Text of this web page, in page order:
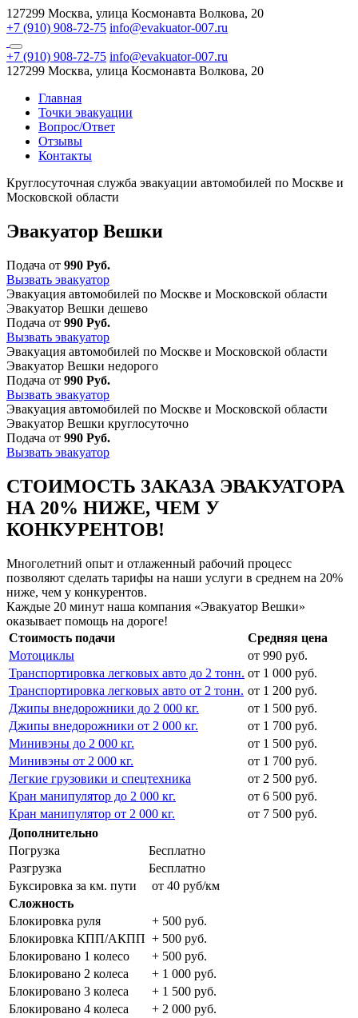
127299 Москва, улица Космонавта Волкова, 20
+7 (910) 908-72-75 info@evakuator-007.ru
+7 (910) 908-72-75 info@evakuator-007.ru
127299 Москва, улица Космонавта Волкова, 20
Главная
Точки эвакуации
Вопрос/Ответ
Отзывы
Контакты
Круглосуточная служба эвакуации автомобилей по Москве и
Московской области
Эвакуатор Вешки
Подача от 990 Руб.
Вызвать эвакуатор
Эвакуация автомобилей по Москве и Московской области
Эвакуатор Вешки дешево
Подача от 990 Руб.
Вызвать эвакуатор
Эвакуация автомобилей по Москве и Московской области
Эвакуатор Вешки недорого
Подача от 990 Руб.
Вызвать эвакуатор
Эвакуация автомобилей по Москве и Московской области
Эвакуатор Вешки круглосуточно
Подача от 990 Руб.
Вызвать эвакуатор
СТОИМОСТЬ ЗАКАЗА ЭВАКУАТОРА
НА 20% НИЖЕ, ЧЕМ У
КОНКУРЕНТОВ!
Многолетний опыт и отлаженный рабочий процесс
позволяют сделать тарифы на наши услуги в среднем на 20%
ниже, чем у конкурентов.
Каждые 20 минут наша компания «Эвакуатор Вешки»
оказывает помощь на дороге!
Стоимость подачи
Средняя цена
Мотоциклы
от 990 руб.
Транспортировка легковых авто до 2 тонн. от 1 000 руб.
Транспортировка легковых авто от 2 тонн. от 1 200 руб.
Джипы внедорожники до 2 000 кг.
от 1 500 руб.
Джипы внедорожники от 2 000 кг.
от 1 700 руб.
Минивэны до 2 000 кг.
от 1 500 руб.
Минивэны от 2 000 кг.
от 1 700 руб.
Легкие грузовики и спецтехника
от 2 500 руб.
Кран манипулятор до 2 000 кг.
от 6 500 руб.
Кран манипулятор от 2 000 кг.
от 7 500 руб.
Дополнительно
Погрузка
Бесплатно
Разгрузка
Бесплатно
Буксировка за км. пути
от 40 руб/км
Сложность
Блокировка руля
+ 500 руб.
Блокировка КПП/АКПП + 500 руб.
Блокировано 1 колесо
+ 500 руб.
Блокировано 2 колеса
+ 1 000 руб.
Блокировано 3 колеса
+ 1 500 руб.
Блокировано 4 колеса
+ 2 000 руб.